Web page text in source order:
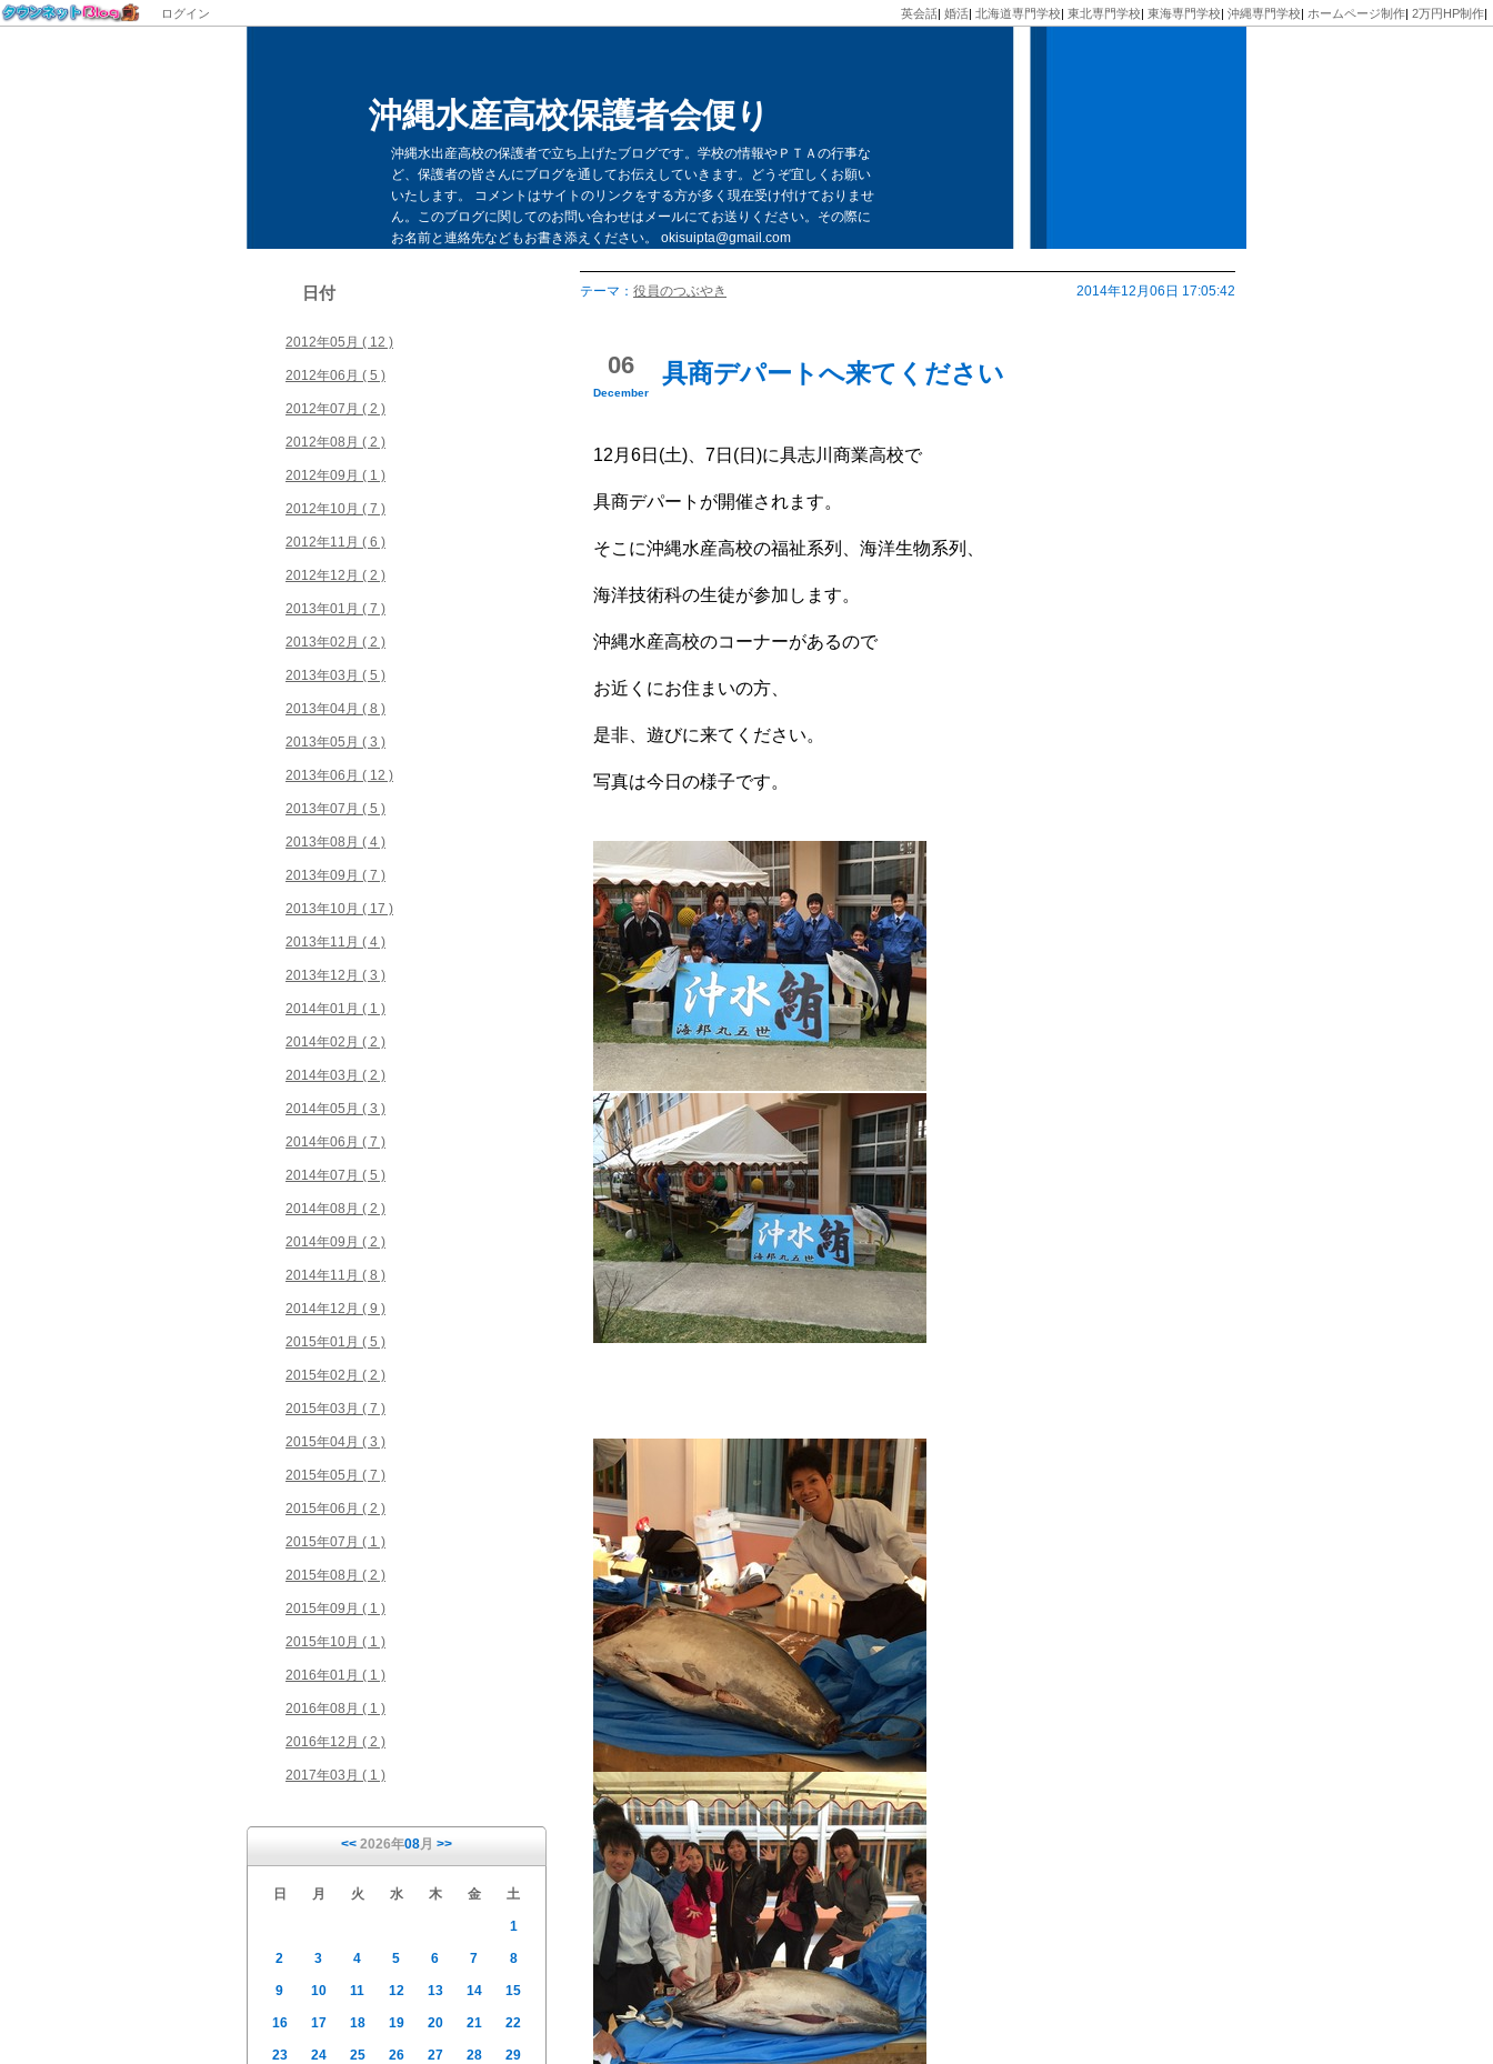
ログイン 英会話| 婚活| 北海道専門学校| 東北専門学校| 東海専門学校| 沖縄専門学校| ホームページ制作| 2万円HP制作|
沖縄水産高校保護者会便り
沖縄水出産高校の保護者で立ち上げたブログです。学校の情報やＰＴＡの行事な
ど、保護者の皆さんにブログを通してお伝えしていきます。どうぞ宜しくお願い
いたします。 コメントはサイトのリンクをする方が多く現在受け付けておりませ
ん。このブログに関してのお問い合わせはメールにてお送りください。その際に
お名前と連絡先などもお書き添えください。 okisuipta@gmail.com
2014年12月06日 17:05:42
テーマ： 役員のつぶやき
具商デパートへ来てください
06
December
12月6日(土)、7日(日)に具志川商業高校で
具商デパートが開催されます。
そこに沖縄水産高校の福祉系列、海洋生物系列、
海洋技術科の生徒が参加します。
沖縄水産高校のコーナーがあるので
お近くにお住まいの方、
是非、遊びに来てください。
写真は今日の様子です。
日付
2012年05月 ( 12 )
2012年06月 ( 5 )
2012年07月 ( 2 )
2012年08月 ( 2 )
2012年09月 ( 1 )
2012年10月 ( 7 )
2012年11月 ( 6 )
2012年12月 ( 2 )
2013年01月 ( 7 )
2013年02月 ( 2 )
2013年03月 ( 5 )
2013年04月 ( 8 )
2013年05月 ( 3 )
2013年06月 ( 12 )
2013年07月 ( 5 )
2013年08月 ( 4 )
2013年09月 ( 7 )
2013年10月 ( 17 )
2013年11月 ( 4 )
2013年12月 ( 3 )
2014年01月 ( 1 )
2014年02月 ( 2 )
2014年03月 ( 2 )
2014年05月 ( 3 )
2014年06月 ( 7 )
2014年07月 ( 5 )
2014年08月 ( 2 )
2014年09月 ( 2 )
2014年11月 ( 8 )
2014年12月 ( 9 )
2015年01月 ( 5 )
2015年02月 ( 2 )
2015年03月 ( 7 )
2015年04月 ( 3 )
2015年05月 ( 7 )
2015年06月 ( 2 )
2015年07月 ( 1 )
2015年08月 ( 2 )
2015年09月 ( 1 )
2015年10月 ( 1 )
2016年01月 ( 1 )
2016年08月 ( 1 )
2016年12月 ( 2 )
2017年03月 ( 1 )
<< 2026年08月 >>
日 月 火 水 木 金 土
1
2 3 4 5 6 7 8
9 10 11 12 13 14 15
16 17 18 19 20 21 22
23 24 25 26 27 28 29